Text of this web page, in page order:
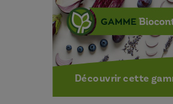
Découvrir cette